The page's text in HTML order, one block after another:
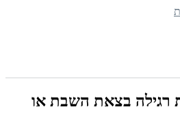
רגילה בצאת השבת או